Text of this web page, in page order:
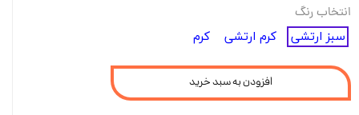
انتخاب رنگ
سبز ارتشی کرم ارتشی کرم
افزودن به سبد خرید